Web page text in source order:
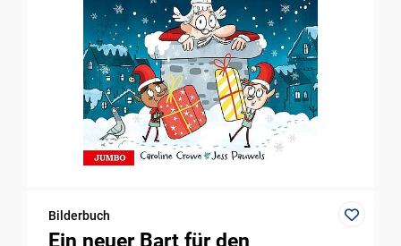
Bilderbuch
Ein neuer Bart für den